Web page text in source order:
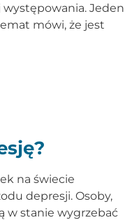
występowania. Jeden
mówi, że jest
na świecie
depresji. Osoby,
w stanie wygrzebać